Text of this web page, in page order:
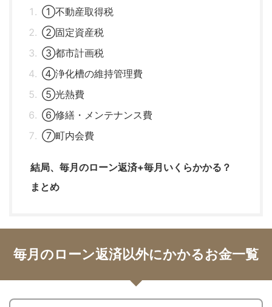
①不動産取得税
②固定資産税
③都市計画税
④浄化槽の維持管理費
⑤光熱費
⑥修繕・メンテナンス費
⑦町内会費
結局、毎月のローン返済+毎月いくらかかる？
まとめ
毎月のローン返済以外にかかるお金一覧